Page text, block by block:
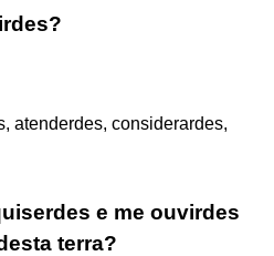
atenderdes, considerardes,
e me ouvirdes
terra?